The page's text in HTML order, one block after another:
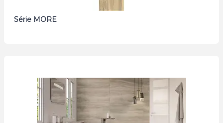
Série MORE